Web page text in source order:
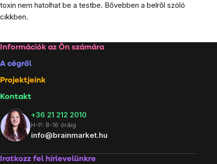
toxin nem hatolhat be a testbe. Bővebben a belről szóló
cikkben.
Lábléc
Információk az Ön számára
A cégről
Projektjeink
Kontakt
+36 21 212 2010
H-P: 8-16 óráig
info@brainmarket.hu
Iratkozz fel hírlevelünkre